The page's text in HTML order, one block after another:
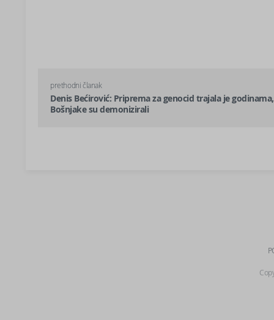
prethodni članak
Denis Bećirović: Priprema za genocid trajala je godinama,
Bošnjake su demonizirali